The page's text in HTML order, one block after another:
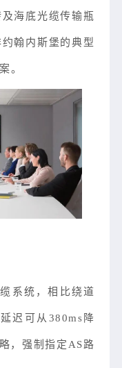
海底光缆传输瓶
翰内斯堡的典型
。
系统，相比绕道
迟可从380ms降
，强制指定AS路